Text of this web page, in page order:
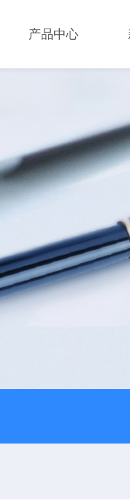
产品中心
过滤器 全自动管道